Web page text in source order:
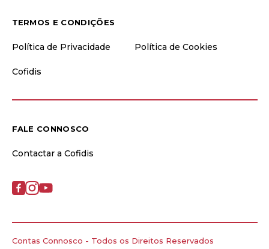
TERMOS E CONDIÇÕES
Política de Privacidade Política de Cookies
Cofidis
FALE CONNOSCO
Contactar a Cofidis
Contas Connosco - Todos os Direitos Reservados